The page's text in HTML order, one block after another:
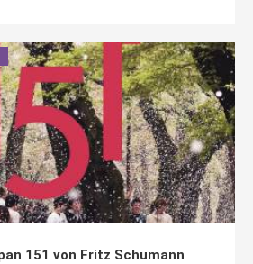
151 von Fritz Schumann